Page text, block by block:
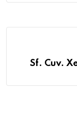
Sf. Cuv.